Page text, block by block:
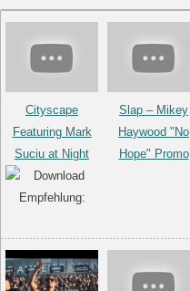
Cityscape
Featuring Mark
Suciu at Night
Slap – Mikey
Haywood "No
Hope" Promo